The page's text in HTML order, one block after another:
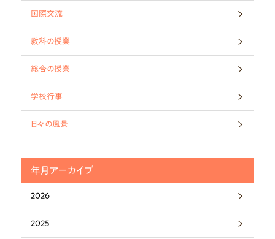
国際交流
教科の授業
総合の授業
学校行事
日々の風景
年月アーカイブ
2026
2025